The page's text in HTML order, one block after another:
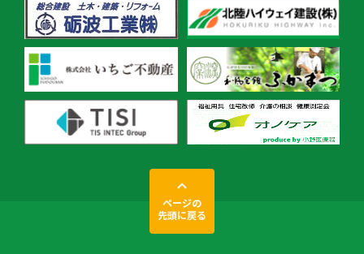
ページの
先頭に戻る